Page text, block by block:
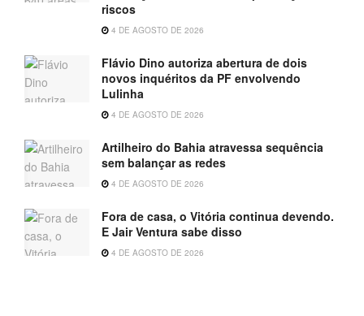
riscos
4 DE AGOSTO DE 2026
Flávio Dino autoriza abertura de dois
novos inquéritos da PF envolvendo
Lulinha
4 DE AGOSTO DE 2026
Artilheiro do Bahia atravessa sequência
sem balançar as redes
4 DE AGOSTO DE 2026
Fora de casa, o Vitória continua devendo.
E Jair Ventura sabe disso
4 DE AGOSTO DE 2026